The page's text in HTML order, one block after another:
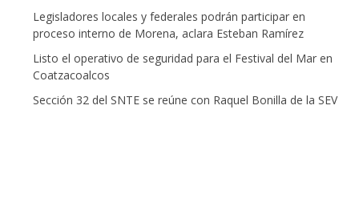
Legisladores locales y federales podrán participar en
proceso interno de Morena, aclara Esteban Ramírez
Listo el operativo de seguridad para el Festival del Mar en
Coatzacoalcos
Sección 32 del SNTE se reúne con Raquel Bonilla de la SEV